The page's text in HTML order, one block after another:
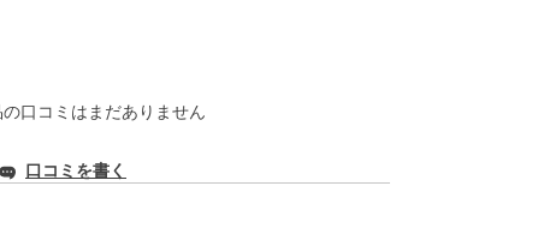
の口コミはまだありません
口コミを書く